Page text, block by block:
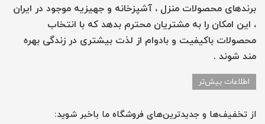
برندهای محصولات منزل ، آشپزخانه و جهیزیه موجود در ایران
، این امکان را به مشتریان محترم بدهد که با انتخاب
محصولات باکیفیت و بادوام از لذت بیشتری در زندگی بهره
مند شوند .
اطلاعات بیش‌تر
از تخفیف‌ها و جدیدترین‌های فروشگاه ما باخبر شوید: